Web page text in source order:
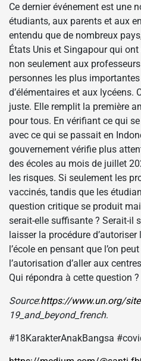
Ce dernier événement est une
étudiants, aux parents et aux
entendu que de nombreux
États Unis et Singapour qui
non seulement aux
personnes les plus importantes
d’élémentaires et aux lycéens.
juste. Elle remplit la première
pour tous. En vérifiant ce qui
avec ce qui se passait en
gouvernement vérifie plus
des écoles au mois de juillet
les risques. Si seulement les
vaccinés, tandis que les
question critique se produit
serait-elle suffisante ? Serait-il
laisser la procédure
l’école en pensant que l’on
l’autorisation d’aller aux
Qui répondra à cette question ?
Source:https://www.un.org/
19_and_beyond_french.
#18KarakterAnakBangsa